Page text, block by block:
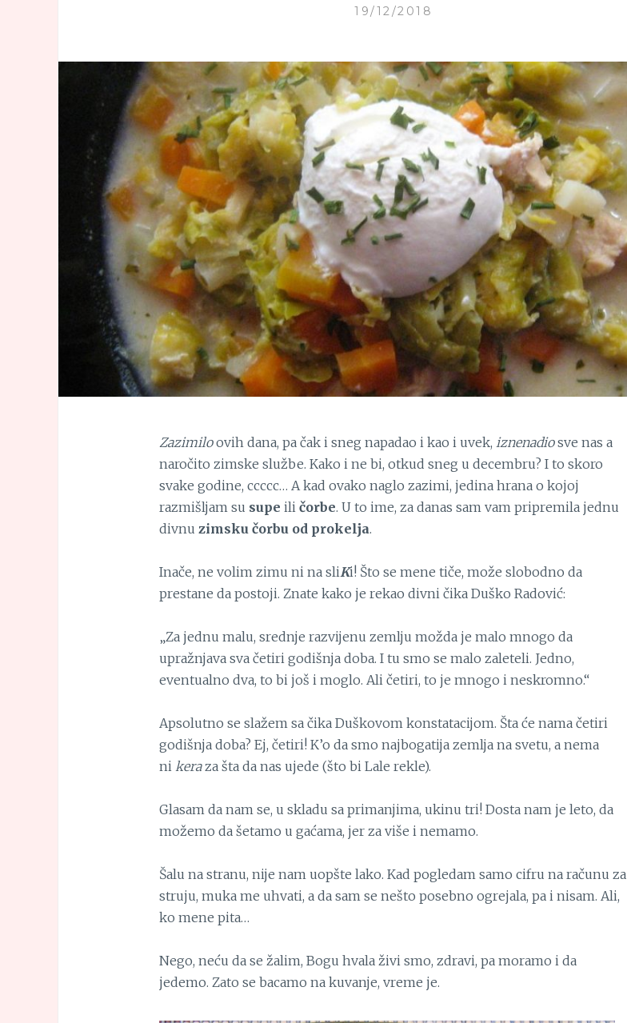
19/12/2018
Zazimiloovih dana, pa čak i sneg napadao i kao i uvek, iznenadiosve nas a
naročito zimske službe. Kako i ne bi, otkud sneg u decembru? I to skoro
svake godine, ccccc… A kad ovako naglo zazimi, jedina hrana o kojoj
razmišljam su supe ili čorbe. U to ime, za danas sam vam pripremila jednu
divnu zimsku čorbu od prokelja.
Inače, ne volim zimu ni na sliKi! Što se mene tiče, može slobodno da
prestane da postoji. Znate kako je rekao divni čika Duško Radović:
„Za jednu malu, srednje razvijenu zemlju možda je malo mnogo da
upražnjava sva četiri godišnja doba. I tu smo se malo zaleteli. Jedno,
eventualno dva, to bi još i moglo. Ali četiri, to je mnogo i neskromno.“
Apsolutno se slažem sa čika Duškovom konstatacijom. Šta će nama četiri
godišnja doba? Ej, četiri! K’o da smo najbogatija zemlja na svetu, a nema
ni keraza šta da nas ujede (što bi Lale rekle).
Glasam da nam se, u skladu sa primanjima, ukinu tri! Dosta nam je leto, da
možemo da šetamo u gaćama, jer za više i nemamo.
Šalu na stranu, nije nam uopšte lako. Kad pogledam samo cifru na računu za
struju, muka me uhvati, a da sam se nešto posebno ogrejala, pa i nisam. Ali,
ko mene pita…
Nego, neću da se žalim, Bogu hvala živi smo, zdravi, pa moramo i da
jedemo. Zato se bacamo na kuvanje, vreme je.